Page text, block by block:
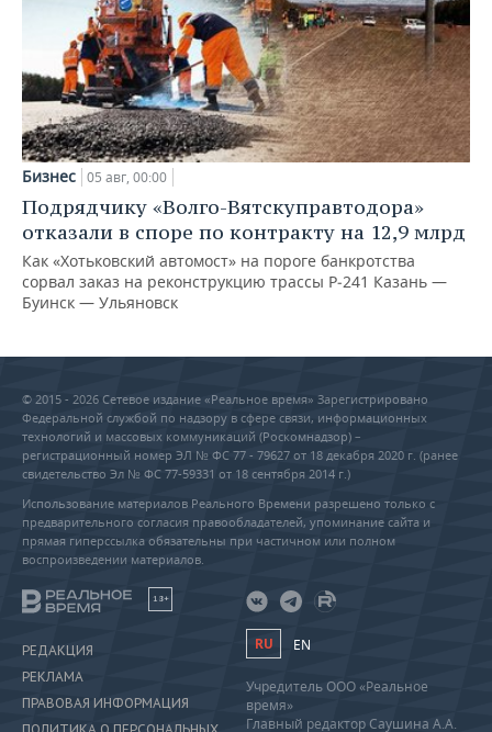
Бизнес 05 авг, 00:00
Подрядчику «Волго-Вятскуправтодора»
отказали в споре по контракту на 12,9 млрд
Как «Хотьковский автомост» на пороге банкротства
сорвал заказ на реконструкцию трассы Р‑241 Казань —
Буинск — Ульяновск
© 2015 - 2026 Сетевое издание «Реальное время» Зарегистрировано
Федеральной службой по надзору в сфере связи, информационных
технологий и массовых коммуникаций (Роскомнадзор) –
регистрационный номер ЭЛ № ФС 77 - 79627 от 18 декабря 2020 г. (ранее
свидетельство Эл № ФС 77-59331 от 18 сентября 2014 г.)
Использование материалов Реального Времени разрешено только с
предварительного согласия правообладателей, упоминание сайта и
прямая гиперссылка обязательны при частичном или полном
воспроизведении материалов.
18+
РЕДАКЦИЯ
РЕКЛАМА
ПРАВОВАЯ ИНФОРМАЦИЯ
RU EN
Учредитель ООО «Реальное
время»
Главный редактор Саушина А.А.